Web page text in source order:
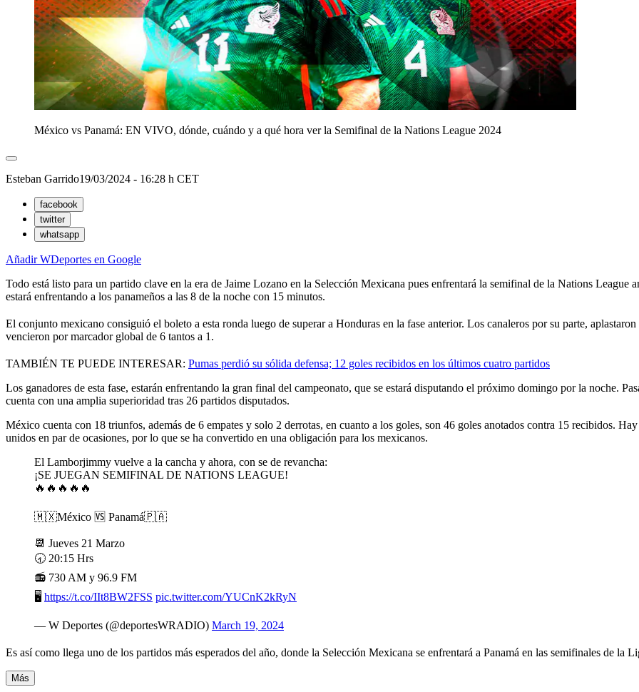
México vs Panamá: EN VIVO, dónde, cuándo y a qué hora ver la Semifinal de la Nations League 2024
Esteban Garrido19/03/2024 - 16:28 h CET
facebook
twitter
whatsapp
Añadir WDeportes en Google
Todo está listo para un partido clave en la era de Jaime Lozano en la Selección Mexicana pues enfrentará la semifinal de la Nations
estará enfrentando a los panameños a las 8 de la noche con 15 minutos.
El conjunto mexicano consiguió el boleto a esta ronda luego de superar a Honduras en la fase anterior. Los canaleros por su parte,
vencieron por marcador global de 6 tantos a 1.
TAMBIÉN TE PUEDE INTERESAR: Pumas perdió su sólida defensa; 12 goles recibidos en los últimos cuatro partidos
Los ganadores de esta fase, estarán enfrentando la gran final del campeonato, que se estará disputando el próximo domingo por la noche.
cuenta con una amplia superioridad tras 26 partidos disputados.
México cuenta con 18 triunfos, además de 6 empates y solo 2 derrotas, en cuanto a los goles, son 46 goles anotados contra 15 recibidos.
unidos en par de ocasiones, por lo que se ha convertido en una obligación para los mexicanos.
El Lamborjimmy vuelve a la cancha y ahora, con se de revancha:
¡SE JUEGAN SEMIFINAL DE NATIONS LEAGUE!
🔥🔥🔥🔥🔥
🇲🇽México 🆚 Panamá🇵🇦
📆 Jueves 21 Marzo
🕣 20:15 Hrs
📻 730 AM y 96.9 FM
🖥️ https://t.co/IIt8BW2FSS pic.twitter.com/YUCnK2kRyN
— W Deportes (@deportesWRADIO) March 19, 2024
Es así como llega uno de los partidos más esperados del año, donde la Selección Mexicana se enfrentará a Panamá en las semifinales de la
Más